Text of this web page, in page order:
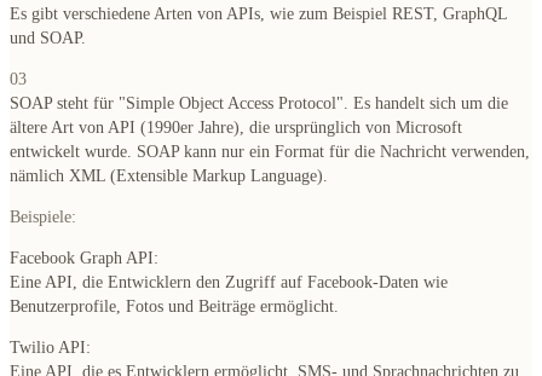
Es gibt verschiedene Arten von APIs, wie zum Beispiel REST, GraphQL
und SOAP.
03
SOAP steht für "Simple Object Access Protocol". Es handelt sich um die
ältere Art von API (1990er Jahre), die ursprünglich von Microsoft
entwickelt wurde. SOAP kann nur ein Format für die Nachricht verwenden,
nämlich XML (Extensible Markup Language).
Beispiele:
Facebook Graph API:
Eine API, die Entwicklern den Zugriff auf Facebook-Daten wie
Benutzerprofile, Fotos und Beiträge ermöglicht.
Twilio API:
Eine API, die es Entwicklern ermöglicht, SMS- und Sprachnachrichten zu